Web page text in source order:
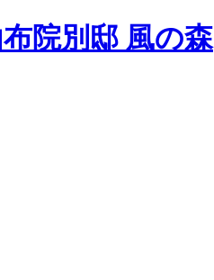
院別邸 風の森